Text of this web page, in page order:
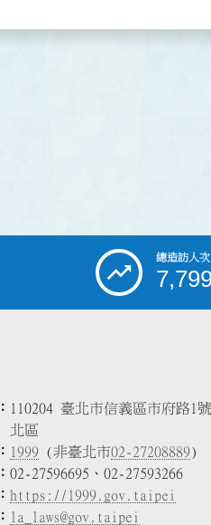
總造訪人次
110204 臺北市信義區市府路1
北區
1999 (非臺北市02-27208889)
02-27596695、02-27593266
https://1999.gov.taipei
la_laws@gov.taipei